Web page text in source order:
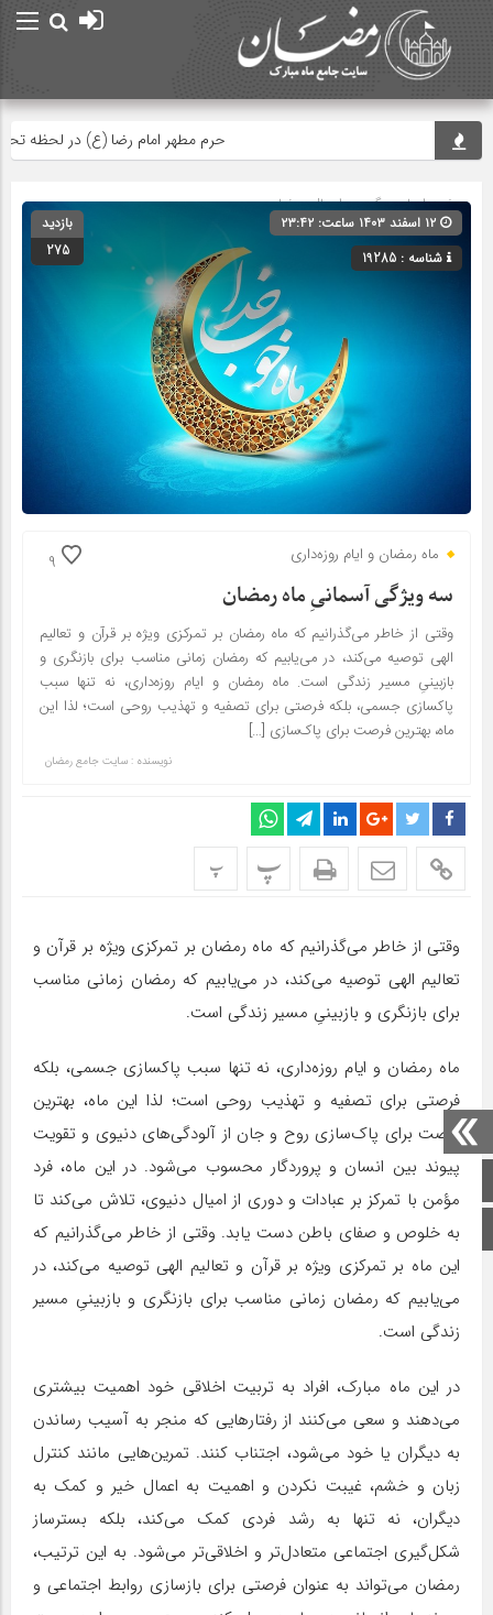
صفحه اصلی
اینستاگرام
حرم مطهر امام رضا (ع) در لحظه تحویل
صفحه اصلی» گروه »اعمال رمضان
شناسه : 19285
بازدید
275
9 ماه رمضان و ایام روزه‌داری
سه ویژگی آسمانیِ ماه رمضان
وقتی از خاطر می‌گذرانیم که ماه رمضان بر تمرکزی ویژه بر قرآن و تعالیم
الهی توصیه می‌کند، در می‌یابیم که رمضان زمانی مناسب برای بازنگری و
بازبینیِ مسیر زندگی است. ماه رمضان و ایام روزه‌داری، نه تنها سبب
پاکسازی جسمی، بلکه فرصتی برای تصفیه و تهذیب روحی است؛ لذا این
ماه، بهترین فرصت برای پاک‌سازی […]
نویسنده : سایت جامع رمضان
پ پ
وقتی از خاطر می‌گذرانیم که ماه رمضان بر تمرکزی ویژه بر قرآن و
تعالیم الهی توصیه می‌کند، در می‌یابیم که رمضان زمانی مناسب
برای بازنگری و بازبینیِ مسیر زندگی است.
ماه رمضان و ایام روزه‌داری، نه تنها سبب پاکسازی جسمی، بلکه
فرصتی برای تصفیه و تهذیب روحی است؛ لذا این ماه، بهترین
فرصت برای پاک‌سازی روح و جان از آلودگی‌های دنیوی و تقویت
پیوند بین انسان و پروردگار محسوب می‌شود. در این ماه، فرد
مؤمن با تمرکز بر عبادات و دوری از امیال دنیوی، تلاش می‌کند تا
به خلوص و صفای باطن دست یابد. وقتی از خاطر می‌گذرانیم که
این ماه بر تمرکزی ویژه بر قرآن و تعالیم الهی توصیه می‌کند، در
می‌یابیم که رمضان زمانی مناسب برای بازنگری و بازبینیِ مسیر
زندگی است.
در این ماه مبارک، افراد به تربیت اخلاقی خود اهمیت بیشتری
می‌دهند و سعی می‌کنند از رفتارهایی که منجر به آسیب رساندن
به دیگران یا خود می‌شود، اجتناب کنند. تمرین‌هایی مانند کنترل
زبان و خشم، غیبت نکردن و اهمیت به اعمال خیر و کمک به
دیگران، نه تنها به رشد فردی کمک می‌کند، بلکه بسترساز
شکل‌گیری اجتماعی متعادل‌تر و اخلاقی‌تر می‌شود. به این ترتیب،
رمضان می‌تواند به عنوان فرصتی برای بازسازی روابط اجتماعی و